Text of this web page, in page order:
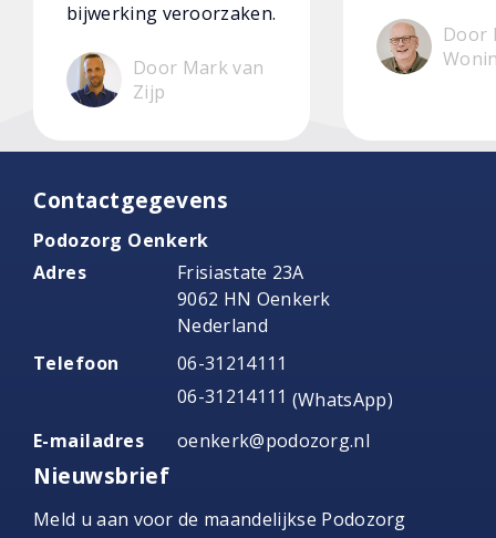
bijwerking veroorzaken.
Door Mark van
Zijp
Door
Contactgegevens
Podozorg Oenkerk
Adres
Frisiastate 23A
9062 HN Oenkerk
Nederland
Telefoon
06-31214111
06-31214111 (WhatsApp)
E-mailadres
oenkerk@podozorg.nl
Nieuwsbrief
Meld u aan voor de maandelijkse Podozorg